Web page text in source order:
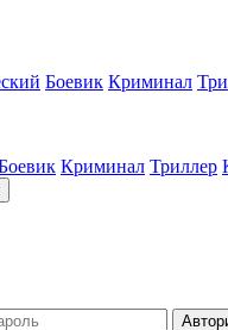
Боевик Криминал
Криминал Триллер